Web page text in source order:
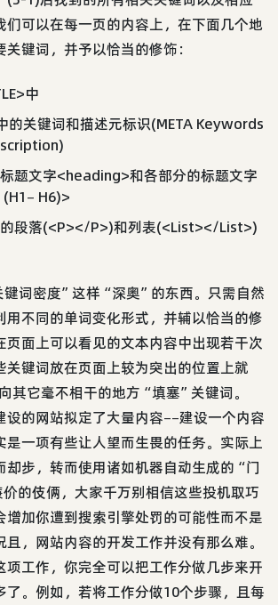
们可以在每一页的内容上，在下面几个地
键词，并予以恰当的修饰：
中
的关键词和描述元标识(META Keywords
题文字<heading>和各部分的标题文字
H6)>
段落(<P></P>)和列表(<List></List>)
词密度”这样“深奥”的东西。只需自然
用不同的单词变化形式，并辅以恰当的修
页面上可以看见的文本内容中出现若干次
关键词放在页面上较为突出的位置上就
其它毫不相干的地方“填塞”关键词。
设的网站拟定了大量内容––建设一个内容
是一项有些让人望而生畏的任务。实际上
却步，转而使用诸如机器自动生成的“门
的伎俩，大家千万别相信这些投机取巧
增加你遭到搜索引擎处罚的可能性而不是
，网站内容的开发工作并没有那么难。
项工作，你完全可以把工作分做几步来开
了。例如，若将工作分做10个步骤，且每